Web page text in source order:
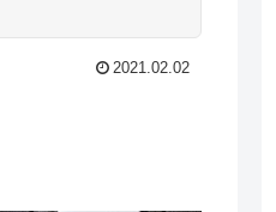
2021.02.02